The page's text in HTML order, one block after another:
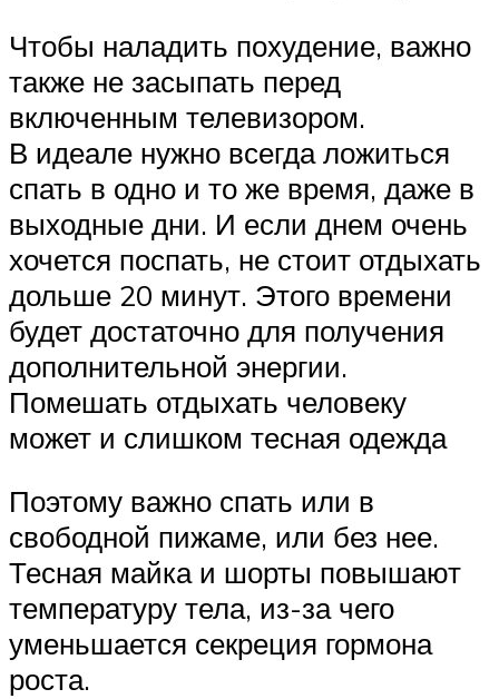
Чтобы наладить похудение, важно
также не засыпать перед
включенным телевизором.
В идеале нужно всегда ложиться
спать в одно и то же время, даже в
выходные дни. И если днем очень
хочется поспать, не стоит отдыхать
дольше 20 минут. Этого времени
будет достаточно для получения
дополнительной энергии.
Помешать отдыхать человеку
может и слишком тесная одежда
Поэтому важно спать или в
свободной пижаме, или без нее.
Тесная майка и шорты повышают
температуру тела, из-за чего
уменьшается секреция гормона
роста.